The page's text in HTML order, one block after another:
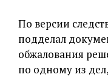
По версии
подделал
обжалования
по одному из